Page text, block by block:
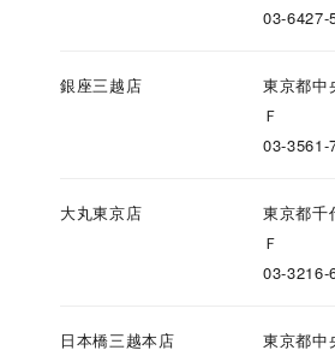
03-6427-
銀座三越店
東京都
Ｆ
03-3561-
大丸東京店
東京都
Ｆ
03-3216-
日本橋三越本店
東京都中